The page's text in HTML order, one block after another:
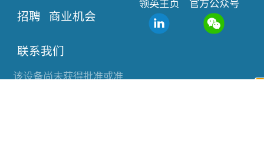
招聘 商业机会
联系我们
该设备尚未获得批准或准
领英主页 官方公众号